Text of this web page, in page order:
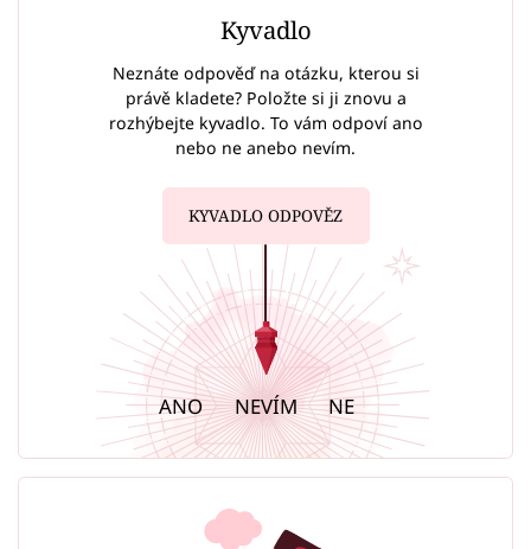
Kyvadlo
Neznáte odpověď na otázku, kterou si
právě kladete? Položte si ji znovu a
rozhýbejte kyvadlo. To vám odpoví ano
nebo ne anebo nevím.
KYVADLO ODPOVĚZ
ANO NEVÍM NE